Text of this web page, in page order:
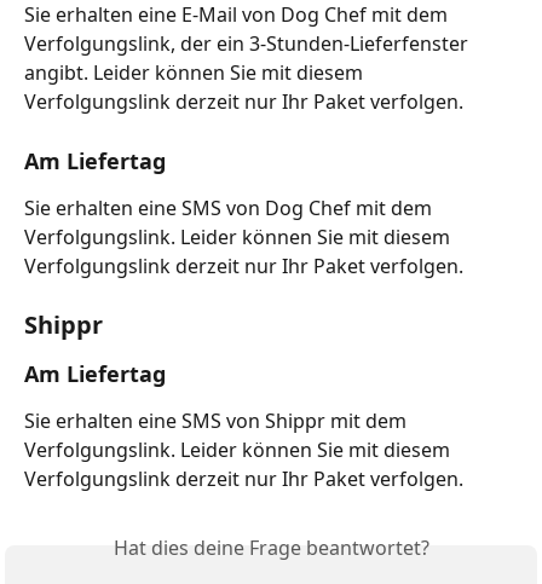
Sie erhalten eine E-Mail von Dog Chef mit dem
Verfolgungslink, der ein 3-Stunden-Lieferfenster
angibt. Leider können Sie mit diesem
Verfolgungslink derzeit nur Ihr Paket verfolgen.
Am Liefertag
Sie erhalten eine SMS von Dog Chef mit dem
Verfolgungslink. Leider können Sie mit diesem
Verfolgungslink derzeit nur Ihr Paket verfolgen.
Shippr
Am Liefertag
Sie erhalten eine SMS von Shippr mit dem
Verfolgungslink. Leider können Sie mit diesem
Verfolgungslink derzeit nur Ihr Paket verfolgen.
Hat dies deine Frage beantwortet?